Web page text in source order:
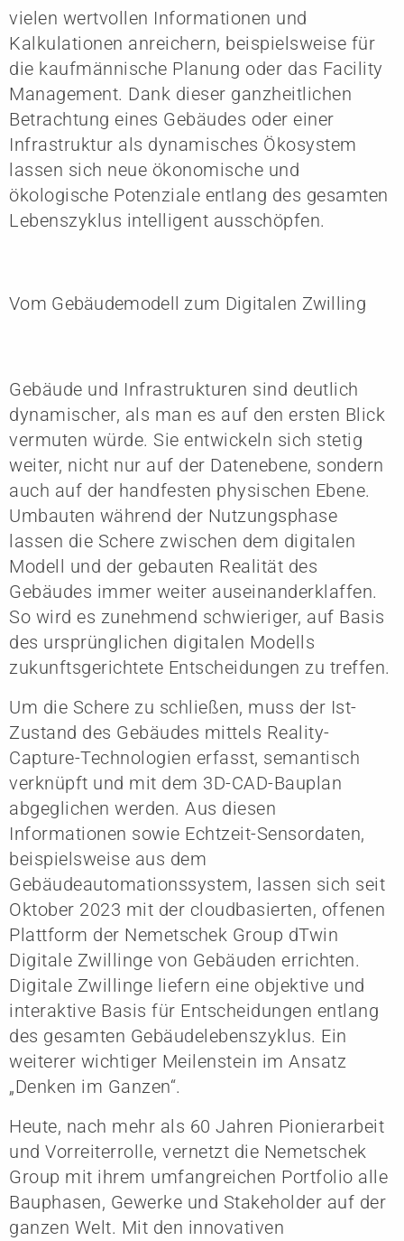
vielen wertvollen Informationen und
Kalkulationen anreichern, beispielsweise für
die kaufmännische Planung oder das Facility
Management. Dank dieser ganzheitlichen
Betrachtung eines Gebäudes oder einer
Infrastruktur als dynamisches Ökosystem
lassen sich neue ökonomische und
ökologische Potenziale entlang des gesamten
Lebenszyklus intelligent ausschöpfen.
Vom Gebäudemodell zum Digitalen Zwilling
Gebäude und Infrastrukturen sind deutlich
dynamischer, als man es auf den ersten Blick
vermuten würde. Sie entwickeln sich stetig
weiter, nicht nur auf der Datenebene, sondern
auch auf der handfesten physischen Ebene.
Umbauten während der Nutzungsphase
lassen die Schere zwischen dem digitalen
Modell und der gebauten Realität des
Gebäudes immer weiter auseinanderklaffen.
So wird es zunehmend schwieriger, auf Basis
des ursprünglichen digitalen Modells
zukunftsgerichtete Entscheidungen zu treffen.
Um die Schere zu schließen, muss der Ist-
Zustand des Gebäudes mittels Reality-
Capture-Technologien erfasst, semantisch
verknüpft und mit dem 3D-CAD-Bauplan
abgeglichen werden. Aus diesen
Informationen sowie Echtzeit-Sensordaten,
beispielsweise aus dem
Gebäudeautomationssystem, lassen sich seit
Oktober 2023 mit der cloudbasierten, offenen
Plattform der Nemetschek Group dTwin
Digitale Zwillinge von Gebäuden errichten.
Digitale Zwillinge liefern eine objektive und
interaktive Basis für Entscheidungen entlang
des gesamten Gebäudelebenszyklus. Ein
weiterer wichtiger Meilenstein im Ansatz
„Denken im Ganzen“.
Heute, nach mehr als 60 Jahren Pionierarbeit
und Vorreiterrolle, vernetzt die Nemetschek
Group mit ihrem umfangreichen Portfolio alle
Bauphasen, Gewerke und Stakeholder auf der
ganzen Welt. Mit den innovativen